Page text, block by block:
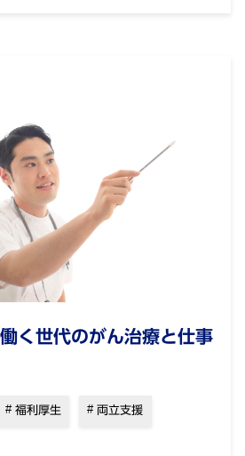
く世代のがん治療と仕事
福利厚生 両立支援